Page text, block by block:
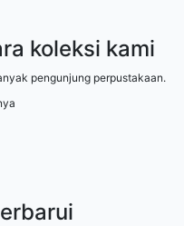
koleksi kami
pengunjung perpustakaan.